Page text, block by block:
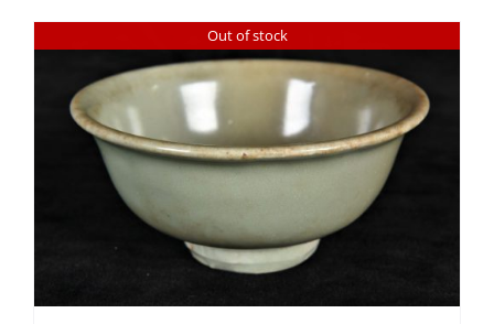
Out of stock